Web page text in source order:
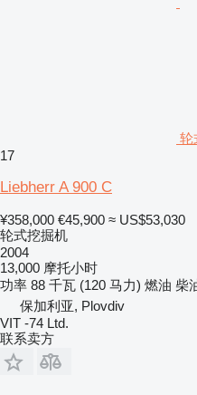
轮
17
Liebherr A 900 C
¥358,000 €45,900 ≈ US$53,030
轮式挖掘机
2004
13,000 摩托小时
功率 88 千瓦 (120 马力) 燃油 柴
保加利亚, Plovdiv
VIT -74 Ltd.
联系卖方